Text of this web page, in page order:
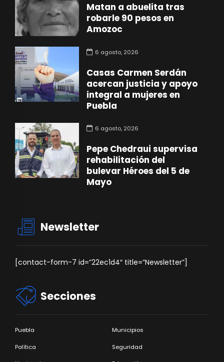
Matan a abuelita tras
robarle 90 pesos en
Amozoc
6 agosto, 2026
Casas Carmen Serdán
acercan justicia y apoyo
integral a mujeres en
Puebla
6 agosto, 2026
Pepe Chedraui supervisa
rehabilitación del
bulevar Héroes del 5 de
Mayo
Newsletter
[contact-form-7 id=”22ec1d4″ title=”Newsletter”]
Secciones
Puebla Municipios
Política Seguridad